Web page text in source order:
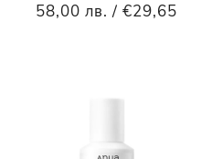
58,00 лв. / €29,65